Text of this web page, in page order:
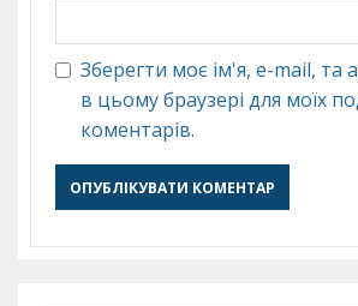
Зберегти моє ім'я, e-mail, та
в цьому браузері для моїх
коментарів.